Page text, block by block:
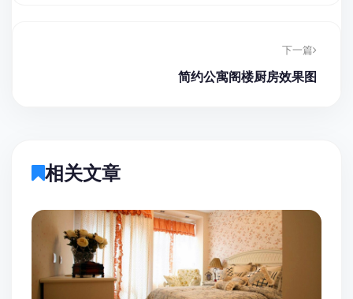
下一篇
简约公寓阁楼厨房效果图
相关文章